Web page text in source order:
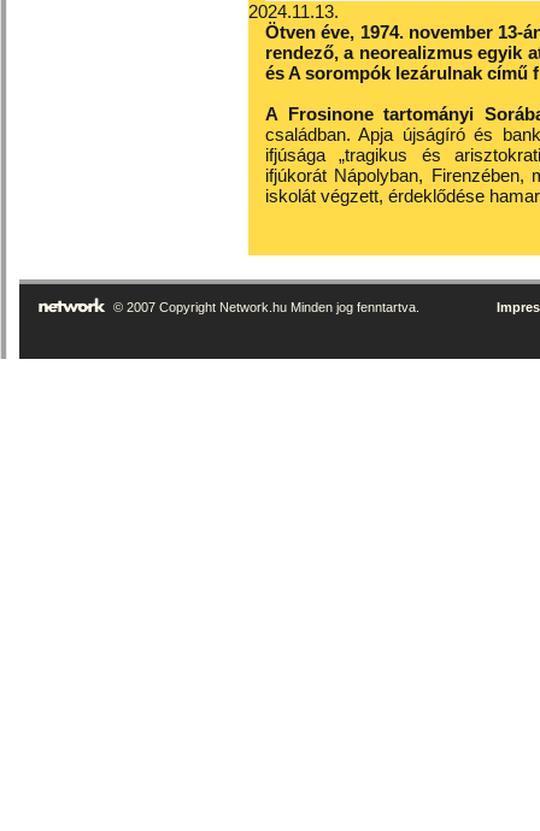
2024.11.13.
Ötven éve, 1974. november 13-
rendező, a neorealizmus egyik
és A sorompók lezárulnak című
A Frosinone tartományi
családban. Apja újságíró és
ifjúsága „tragikus és
ifjúkorát Nápolyban, Firenzében,
iskolát végzett, érdeklődése
© 2007 Copyright Network.hu Minden jog fenntartva.